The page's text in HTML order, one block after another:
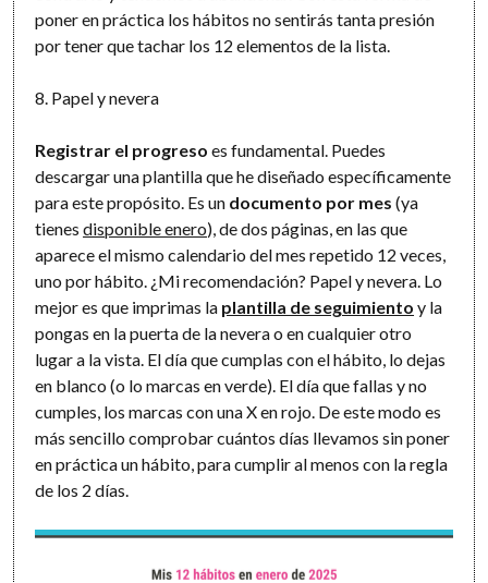
poner en práctica los hábitos no sentirás tanta presión
por tener que tachar los 12 elementos de la lista.
8. Papel y nevera
Registrar el progreso es fundamental. Puedes
descargar una plantilla que he diseñado específicamente
para este propósito. Es un documento por mes (ya
tienesdisponible enero), de dos páginas, en las que
aparece el mismo calendario del mes repetido 12 veces,
uno por hábito. ¿Mi recomendación? Papel y nevera. Lo
mejor es que imprimas la plantilla de seguimiento y la
pongas en la puerta de la nevera o en cualquier otro
lugar a la vista. El día que cumplas con el hábito, lo dejas
en blanco (o lo marcas en verde). El día que fallas y no
cumples, los marcas con una X en rojo. De este modo es
más sencillo comprobar cuántos días llevamos sin poner
en práctica un hábito, para cumplir al menos con la regla
de los 2 días.